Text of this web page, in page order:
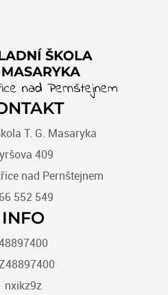
T. G. Masaryka
409
nad Pernštejnem
552 549
INFO
nxikz9z